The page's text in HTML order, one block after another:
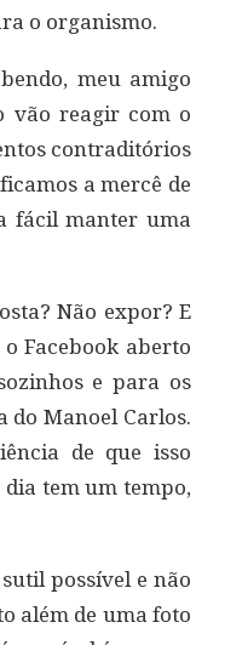
o organismo.
meu amigo
vão reagir com o
contraditórios
a mercê de
fácil manter uma
Não expor? E
Facebook aberto
e para os
do Manoel Carlos.
de que isso
tem um tempo,
possível e não
além de uma foto